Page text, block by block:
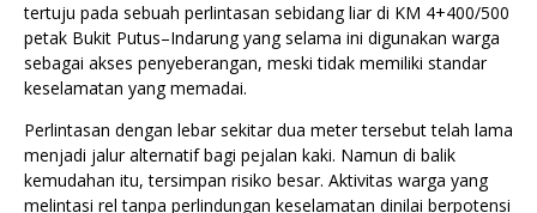
tertuju pada sebuah perlintasan sebidang liar di KM 4+400/500
petak Bukit Putus–Indarung yang selama ini digunakan warga
sebagai akses penyeberangan, meski tidak memiliki standar
keselamatan yang memadai.
Perlintasan dengan lebar sekitar dua meter tersebut telah lama
menjadi jalur alternatif bagi pejalan kaki. Namun di balik
kemudahan itu, tersimpan risiko besar. Aktivitas warga yang
melintasi rel tanpa perlindungan keselamatan dinilai berpotensi